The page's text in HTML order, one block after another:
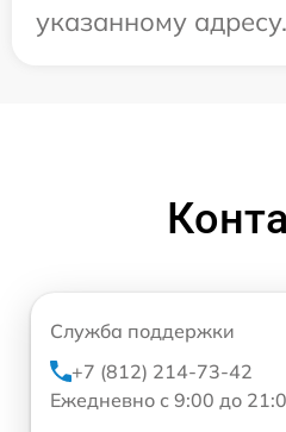
указанному адресу.
Служба поддержки
+7 (812) 214-73-42
Ежедневно с 9:00 до